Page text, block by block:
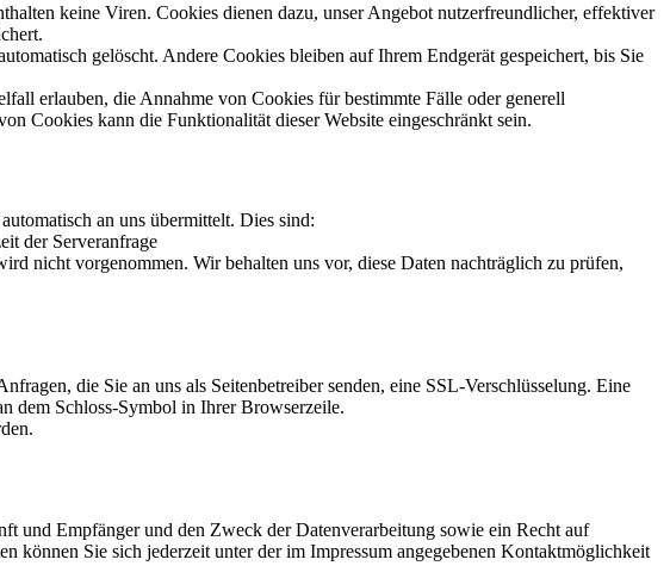
keine Viren. Cookies dienen dazu, unser Angebot nutzerfreundlicher, effektiver
gelöscht. Andere Cookies bleiben auf Ihrem Endgerät gespeichert, bis Sie
erlauben, die Annahme von Cookies für bestimmte Fälle oder generell
Cookies kann die Funktionalität dieser Website eingeschränkt sein.
an uns übermittelt. Dies sind:
der Serveranfrage
nicht vorgenommen. Wir behalten uns vor, diese Daten nachträglich zu prüfen,
die Sie an uns als Seitenbetreiber senden, eine SSL-Verschlüsselung. Eine
dem Schloss-Symbol in Ihrer Browserzeile.
und Empfänger und den Zweck der Datenverarbeitung sowie ein Recht auf
können Sie sich jederzeit unter der im Impressum angegebenen Kontaktmöglichkeit